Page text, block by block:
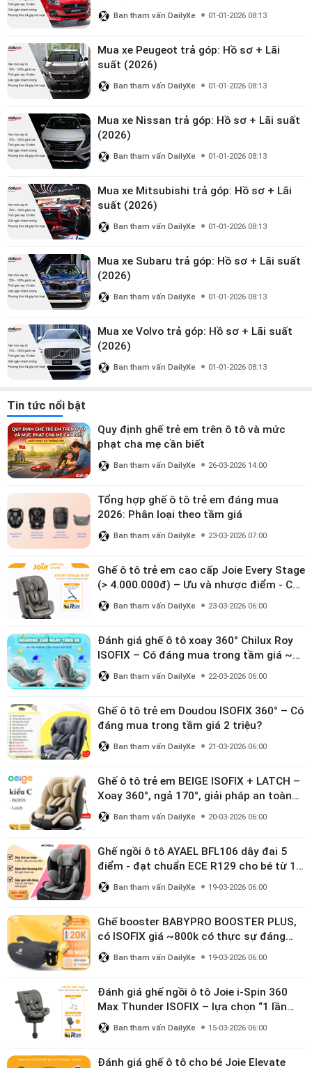
Ban tham vấn DailyXe 01-01-2026 08:13
Mua xe Peugeot trả góp: Hồ sơ + Lãi
suất (2026)
Ban tham vấn DailyXe 01-01-2026 08:13
Mua xe Nissan trả góp: Hồ sơ + Lãi suất
(2026)
Ban tham vấn DailyXe 01-01-2026 08:13
Mua xe Mitsubishi trả góp: Hồ sơ + Lãi
suất (2026)
Ban tham vấn DailyXe 01-01-2026 08:13
Mua xe Subaru trả góp: Hồ sơ + Lãi suất
(2026)
Ban tham vấn DailyXe 01-01-2026 08:13
Mua xe Volvo trả góp: Hồ sơ + Lãi suất
(2026)
Ban tham vấn DailyXe 01-01-2026 08:13
Tin tức nổi bật
Quy định ghế trẻ em trên ô tô và mức
phạt cha mẹ cần biết
Ban tham vấn DailyXe 26-03-2026 14:00
Tổng hợp ghế ô tô trẻ em đáng mua
2026: Phân loại theo tầm giá
Ban tham vấn DailyXe 23-03-2026 07:00
Ghế ô tô trẻ em cao cấp Joie Every Stage
(> 4.000.000đ) – Ưu và nhược điểm - Có
đáng đầu tư cho bé từ 0–12 tuổi?
Ban tham vấn DailyXe 23-03-2026 06:00
Đánh giá ghế ô tô xoay 360° Chilux Roy
ISOFIX – Có đáng mua trong tầm giá ~3
triệu
Ban tham vấn DailyXe 22-03-2026 06:00
Ghế ô tô trẻ em Doudou ISOFIX 360° – Có
đáng mua trong tầm giá 2 triệu?
Ban tham vấn DailyXe 21-03-2026 06:00
Ghế ô tô trẻ em BEIGE ISOFIX + LATCH –
Xoay 360°, ngả 170°, giải pháp an toàn
linh hoạt cho bé 0–10 tuổi
Ban tham vấn DailyXe 20-03-2026 06:00
Ghế ngồi ô tô AYAEL BFL106 dây đai 5
điểm - đạt chuẩn ECE R129 cho bé từ 1–
10 tuổi
Ban tham vấn DailyXe 19-03-2026 06:00
Ghế booster BABYPRO BOOSTER PLUS,
có ISOFIX giá ~800k có thực sự đáng
mua?
Ban tham vấn DailyXe 19-03-2026 06:00
Đánh giá ghế ngồi ô tô Joie i-Spin 360
Max Thunder ISOFIX – lựa chọn “1 lần
dùng đến 12 năm” có đáng giá gần 9
triệu?
Ban tham vấn DailyXe 15-03-2026 06:00
Đánh giá ghế ô tô cho bé Joie Elevate